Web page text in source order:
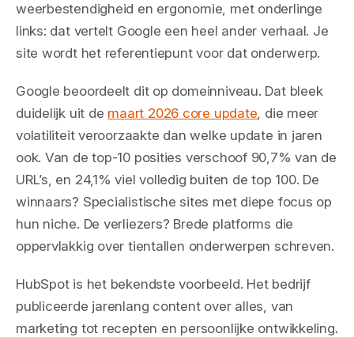
weerbestendigheid en ergonomie, met onderlinge
links: dat vertelt Google een heel ander verhaal. Je
site wordt het referentiepunt voor dat onderwerp.
Google beoordeelt dit op domeinniveau. Dat bleek
duidelijk uit de maart 2026 core update, die meer
volatiliteit veroorzaakte dan welke update in jaren
ook. Van de top-10 posities verschoof 90,7% van de
URL’s, en 24,1% viel volledig buiten de top 100. De
winnaars? Specialistische sites met diepe focus op
hun niche. De verliezers? Brede platforms die
oppervlakkig over tientallen onderwerpen schreven.
HubSpot is het bekendste voorbeeld. Het bedrijf
publiceerde jarenlang content over alles, van
marketing tot recepten en persoonlijke ontwikkeling.